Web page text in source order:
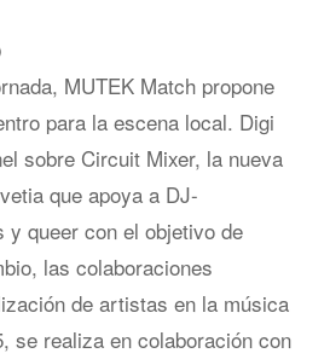
MUTEK Match propone
para la escena local. Digi
sobre Circuit Mixer, la nueva
que apoya a DJ-
y queer con el objetivo de
las colaboraciones
de artistas en la música
se realiza en colaboración con